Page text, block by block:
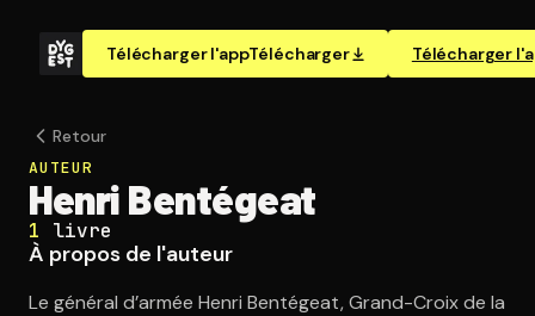
Télécharger l'appTélécharger Télécharger
Retour
AUTEUR
Henri Bentégeat
1 livre
À propos de l'auteur
Le général d’armée Henri Bentégeat, Grand-Croix de la